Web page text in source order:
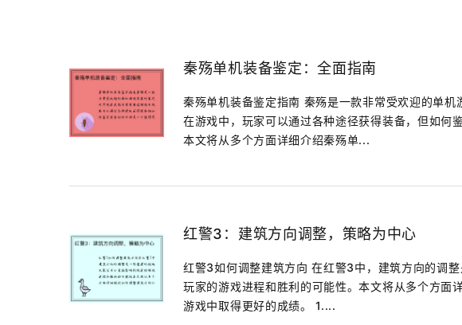
秦殇单机装备鉴定：全面指南
秦殇单机装备鉴定指南 秦殇是一款非常受欢迎的单机
在游戏中，玩家可以通过各种途径获得装备，但如何
本文将从多个方面详细介绍秦殇单...
红警3：建筑方向调整，策略为中心
红警3如何调整建筑方向 在红警3中，建筑方向的调
玩家的游戏进程和胜利的可能性。本文将从多个方面
游戏中取得更好的成绩。 1....